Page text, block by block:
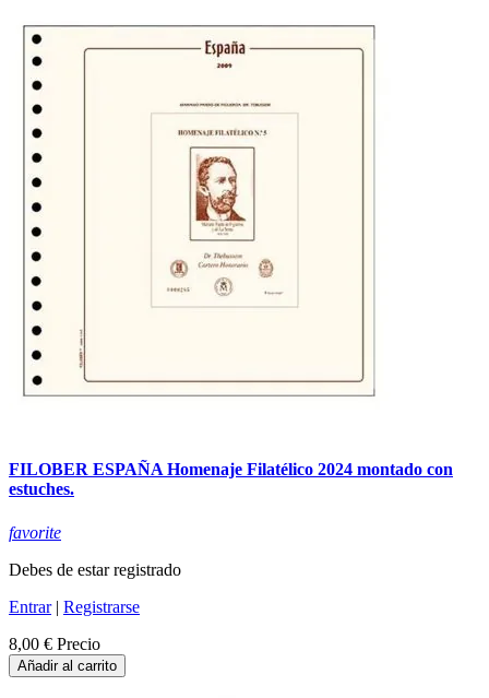
FILOBER ESPAÑA Homenaje Filatélico 2024 montado con
estuches.
favorite
Debes de estar registrado
Entrar| Registrarse
8,00 € Precio
Añadir al carrito